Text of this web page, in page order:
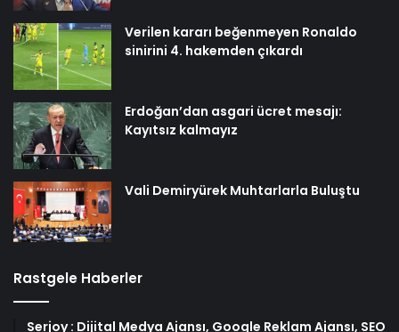
Verilen kararı beğenmeyen Ronaldo
sinirini 4. hakemden çıkardı
Erdoğan’dan asgari ücret mesajı:
Kayıtsız kalmayız
Vali Demiryürek Muhtarlarla Buluştu
Rastgele Haberler
Serjoy : Dijital Medya Ajansı, Google Reklam Ajansı, SEO